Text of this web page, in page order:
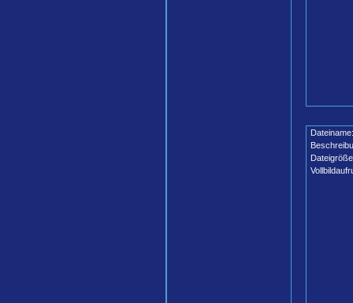
Dateiname: